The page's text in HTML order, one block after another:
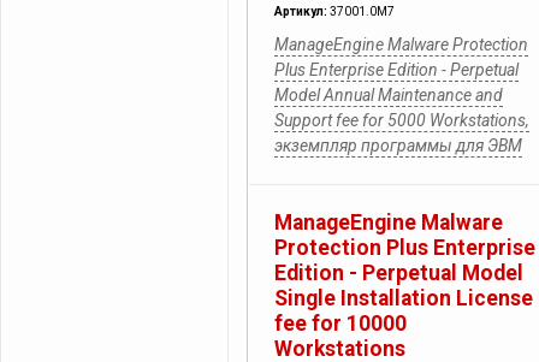
Артикул: 37001.0M7
ManageEngine Malware Protection
Plus Enterprise Edition - Perpetual
Model Annual Maintenance and
Support fee for 5000 Workstations,
экземпляр программы для ЭВМ
ManageEngine Malware
Protection Plus Enterprise
Edition - Perpetual Model
Single Installation License
fee for 10000
Workstations